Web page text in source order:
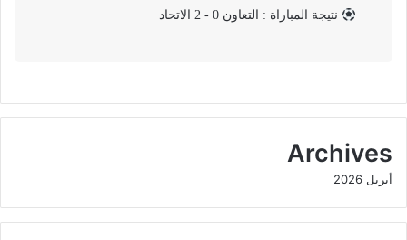
نتيجة المباراة : التعاون 0 - 2 الاتحاد
Archives
أبريل 2026